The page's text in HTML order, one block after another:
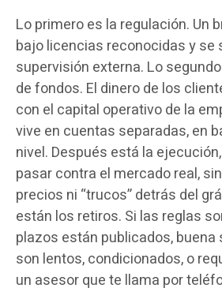
Lo primero es la regulación. Un
bajo licencias reconocidas y se
supervisión externa. Lo
de fondos. El dinero de los
con el capital operativo de la
vive en cuentas separadas, en
nivel. Después está la
pasar contra el mercado real,
precios ni “trucos” detrás del
están los retiros. Si las reglas
plazos están publicados, buena
son lentos, condicionados, o
un asesor que te llama por